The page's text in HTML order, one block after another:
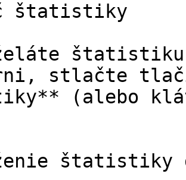
štatistiky
stlačte
(alebo
štatistiky